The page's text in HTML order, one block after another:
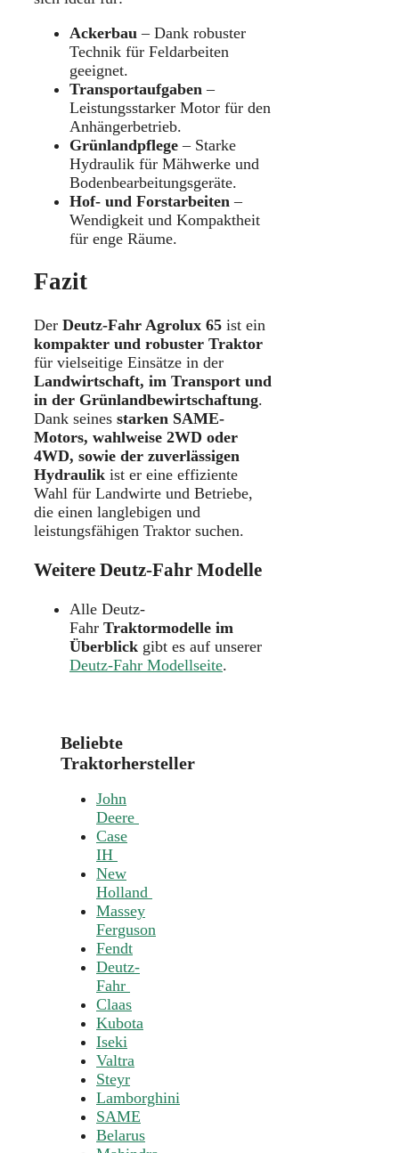
Ackerbau – Dank robuster
Technik für Feldarbeiten
geeignet.
Transportaufgaben –
Leistungsstarker Motor für den
Anhängerbetrieb.
Grünlandpflege – Starke
Hydraulik für Mähwerke und
Bodenbearbeitungsgeräte.
Hof- und Forstarbeiten –
Wendigkeit und Kompaktheit
für enge Räume.
Fazit
Der Deutz-Fahr Agrolux 65 ist ein
kompakter und robuster Traktor
für vielseitige Einsätze in der
Landwirtschaft, im Transport und
in der Grünlandbewirtschaftung.
Dank seines starken SAME-
Motors, wahlweise 2WD oder
4WD, sowie der zuverlässigen
Hydraulik ist er eine effiziente
Wahl für Landwirte und Betriebe,
die einen langlebigen und
leistungsfähigen Traktor suchen.
Weitere Deutz-Fahr Modelle
Alle Deutz-
Fahr Traktormodelle im
Überblick gibt es auf unserer
Deutz-Fahr Modellseite.
Beliebte
Traktorhersteller
John
Deere
Case
IH
New
Holland
Massey
Ferguson
Fendt
Deutz-
Fahr
Claas
Kubota
Iseki
Valtra
Steyr
Lamborghini
SAME
Belarus